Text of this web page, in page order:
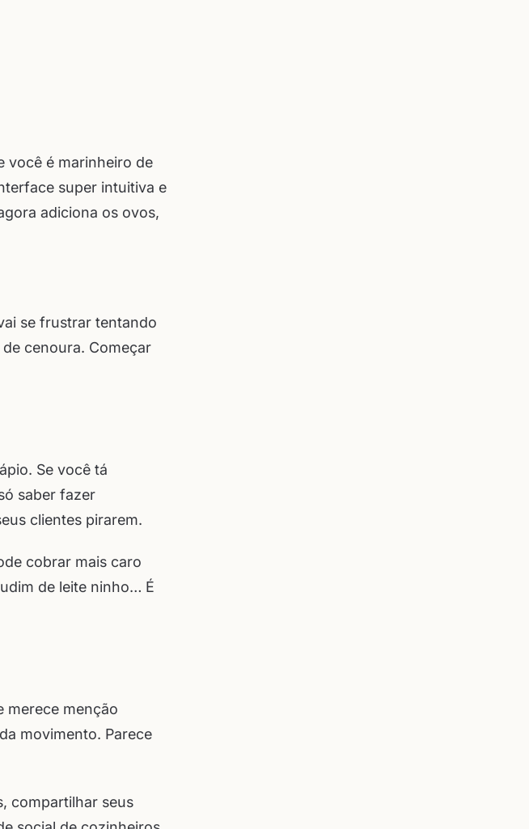
você é marinheiro de
super intuitiva e
adiciona os ovos,
se frustrar tentando
cenoura. Começar
Se você tá
saber fazer
clientes pirarem.
cobrar mais caro
de leite ninho… É
merece menção
movimento. Parece
compartilhar seus